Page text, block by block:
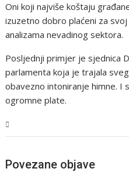
Oni koji najviše koštaju
izuzetno dobro plaćeni za
analizama nevadinog sektora.
Posljednji primjer je sjednica
parlamenta koja je trajala
obavezno intoniranje himne. I
ogromne plate.
Povezane objave